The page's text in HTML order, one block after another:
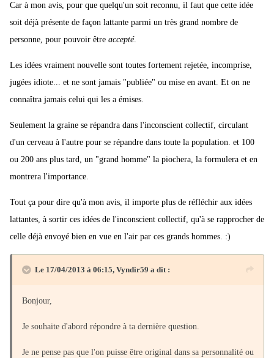
Car à mon avis, pour que quelqu'un soit reconnu, il faut que cette idée
soit déjà présente de façon lattante parmi un très grand nombre de
personne, pour pouvoir être accepté.
Les idées vraiment nouvelle sont toutes fortement rejetée, incomprise,
jugées idiote... et ne sont jamais "publiée" ou mise en avant. Et on ne
connaîtra jamais celui qui les a émises.
Seulement la graine se répandra dans l'inconscient collectif, circulant
d'un cerveau à l'autre pour se répandre dans toute la population. et 100
ou 200 ans plus tard, un "grand homme" la piochera, la formulera et en
montrera l'importance.
Tout ça pour dire qu'à mon avis, il importe plus de réfléchir aux idées
lattantes, à sortir ces idées de l'inconscient collectif, qu'à se rapprocher de
celle déjà envoyé bien en vue en l'air par ces grands hommes. :)
Le 17/04/2013 à 06:15, Vyndir59 a dit :
Bonjour,
Je souhaite d'abord répondre à ta dernière question.
Je ne pense pas que l'on puisse être original dans sa personnalité ou